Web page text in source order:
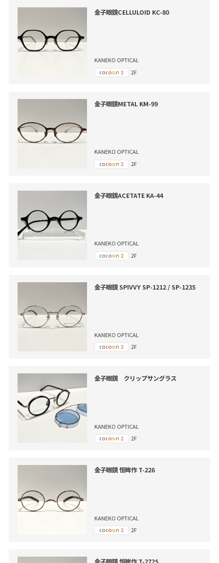
金子眼鏡CELLULOID KC-80
KANEKO OPTICAL
2F
金子眼鏡METAL KM-99
KANEKO OPTICAL
2F
金子眼鏡ACETATE KA-44
KANEKO OPTICAL
2F
金子眼鏡 SPIVVY SP-1212 / SP-1235
KANEKO OPTICAL
2F
金子眼鏡 クリップサングラス
KANEKO OPTICAL
2F
金子眼鏡 恒眸作 T-226
KANEKO OPTICAL
2F